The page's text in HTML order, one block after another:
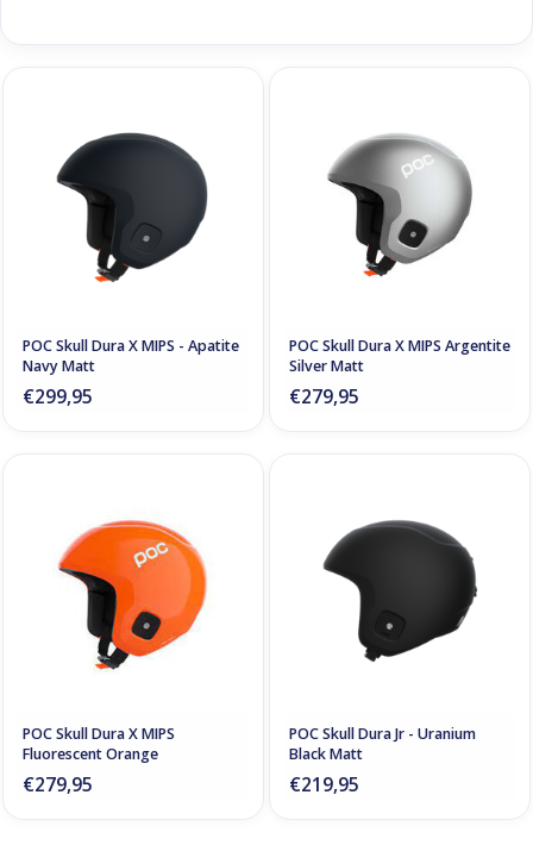
POC Skull Dura X MIPS - Apatite
Navy Matt
€299,95
POC Skull Dura X MIPS Argentite
Silver Matt
€279,95
POC Skull Dura X MIPS
Fluorescent Orange
€279,95
POC Skull Dura Jr - Uranium
Black Matt
€219,95